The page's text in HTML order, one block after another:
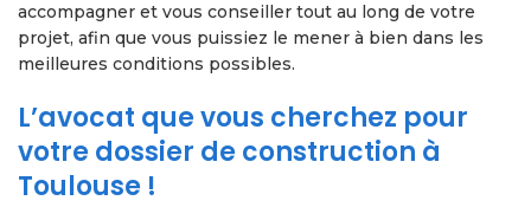
accompagner et vous conseiller tout au long de votre
projet, afin que vous puissiez le mener à bien dans les
meilleures conditions possibles.
L’avocat que vous cherchez pour
votre dossier de construction à
Toulouse !